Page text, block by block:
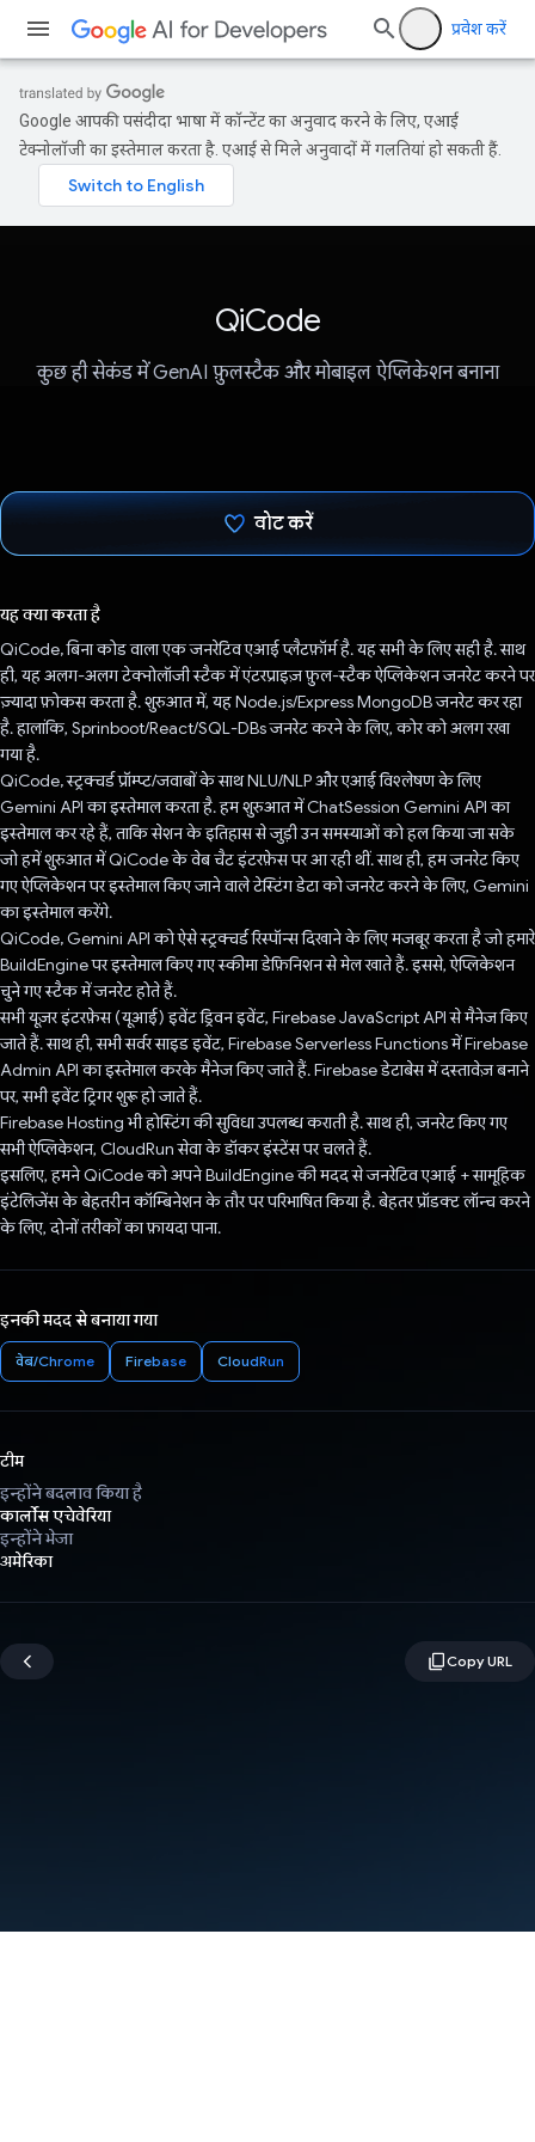
प्रवेश करें
Google आपकी पसंदीदा भाषा में कॉन्टेंट का अनुवाद करने के लिए, एआई
टेक्नोलॉजी का इस्तेमाल करता है. एआई से मिले अनुवादों में गलतियां हो सकती हैं.
QiCode
कुछ ही सेकंड में GenAI फ़ुलस्टैक और मोबाइल ऐप्लिकेशन बनाना
वोट करें
यह क्या करता है
QiCode, बिना कोड वाला एक जनरेटिव एआई प्लैटफ़ॉर्म है. यह सभी के लिए सही है. साथ
ही, यह अलग-अलग टेक्नोलॉजी स्टैक में एंटरप्राइज़ फ़ुल-स्टैक ऐप्लिकेशन जनरेट करने पर
ज़्यादा फ़ोकस करता है. शुरुआत में, यह Node.js/Express MongoDB जनरेट कर रहा
है. हालांकि, Sprinboot/React/SQL-DBs जनरेट करने के लिए, कोर को अलग रखा
गया है.
QiCode, स्ट्रक्चर्ड प्रॉम्प्ट/जवाबों के साथ NLU/NLP और एआई विश्लेषण के लिए
Gemini API का इस्तेमाल करता है. हम शुरुआत में ChatSession Gemini API का
इस्तेमाल कर रहे हैं, ताकि सेशन के इतिहास से जुड़ी उन समस्याओं को हल किया जा सके
जो हमें शुरुआत में QiCode के वेब चैट इंटरफ़ेस पर आ रही थीं. साथ ही, हम जनरेट किए
गए ऐप्लिकेशन पर इस्तेमाल किए जाने वाले टेस्टिंग डेटा को जनरेट करने के लिए, Gemini
का इस्तेमाल करेंगे.
QiCode, Gemini API को ऐसे स्ट्रक्चर्ड रिस्पॉन्स दिखाने के लिए मजबूर करता है जो हमारे
BuildEngine पर इस्तेमाल किए गए स्कीमा डेफ़िनिशन से मेल खाते हैं. इससे, ऐप्लिकेशन
चुने गए स्टैक में जनरेट होते हैं.
सभी यूज़र इंटरफ़ेस (यूआई) इवेंट ड्रिवन इवेंट, Firebase JavaScript API से मैनेज किए
जाते हैं. साथ ही, सभी सर्वर साइड इवेंट, Firebase Serverless Functions में Firebase
Admin API का इस्तेमाल करके मैनेज किए जाते हैं. Firebase डेटाबेस में दस्तावेज़ बनाने
पर, सभी इवेंट ट्रिगर शुरू हो जाते हैं.
Firebase Hosting भी होस्टिंग की सुविधा उपलब्ध कराती है. साथ ही, जनरेट किए गए
सभी ऐप्लिकेशन, CloudRun सेवा के डॉकर इंस्टेंस पर चलते हैं.
इसलिए, हमने QiCode को अपने BuildEngine की मदद से जनरेटिव एआई + सामूहिक
इंटेलिजेंस के बेहतरीन कॉम्बिनेशन के तौर पर परिभाषित किया है. बेहतर प्रॉडक्ट लॉन्च करने
के लिए, दोनों तरीकों का फ़ायदा पाना.
इनकी मदद से बनाया गया
वेब/Chrome Firebase CloudRun
टीम
इन्होंने बदलाव किया है
कार्लोस एचेवेरिया
इन्होंने भेजा
अमेरिका